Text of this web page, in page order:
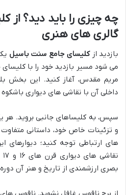
چه چیزی را باید دید؟ از
گالری های هنری
بازدید ازکلیسای جامع سنت باسیل
می شود مسیر بازدید خود را با
مریم مقدس، آغاز کنید. این بخش
داخلی آن با نقاشی های دیواری
سپس، به کلیساهای جانبی بروید. هر
و تزئینات خاص خود، داستانی
های ارتباطی توجه کنید؛ دیوارهای
بصری ارزشمندی از تاریخ و هنر آن